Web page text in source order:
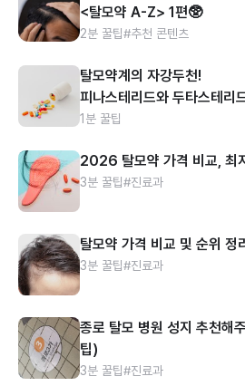
<탈모약 A-Z> 1편🥸
2분 꿀팁#추천 콘텐츠
탈모약계의 자강두천!
피나스테리드와 두타스테리
1분 꿀팁
2026 탈모약 가격 비교, 최
3분 꿀팁#진료과
탈모약 가격 비교 및 순위
3분 꿀팁#진료과
종로 탈모 병원 성지 추천해
팁)
3분 꿀팁#진료과